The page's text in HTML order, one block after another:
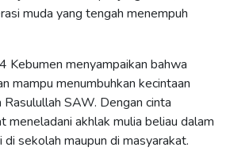
muda yang tengah menempuh
Kebumen menyampaikan bahwa
mampu menumbuhkan kecintaan
SAW. Dengan cinta
meneladani akhlak mulia beliau dalam
sekolah maupun di masyarakat.